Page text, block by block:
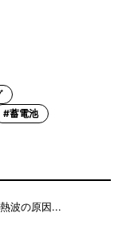
#蓄電池
波の原因...